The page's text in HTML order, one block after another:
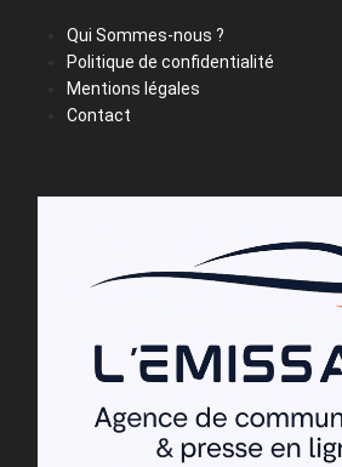
Qui Sommes-nous ?
Politique de confidentialité
Mentions légales
Contact